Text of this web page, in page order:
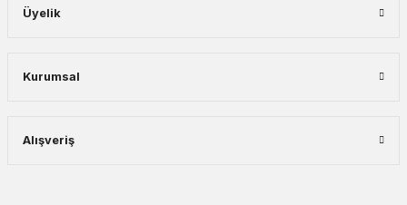
Üyelik
Kurumsal
Alışveriş